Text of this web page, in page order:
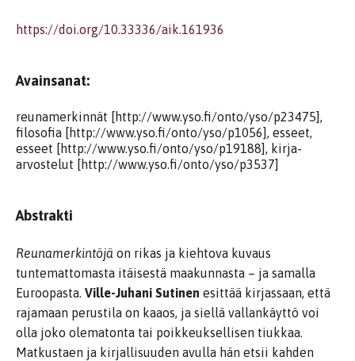
https://doi.org/10.33336/aik.161936
Avainsanat:
reunamerkinnät [http://www.yso.fi/onto/yso/p23475],
filosofia [http://www.yso.fi/onto/yso/p1056], esseet,
esseet [http://www.yso.fi/onto/yso/p19188], kirja-
arvostelut [http://www.yso.fi/onto/yso/p3537]
Abstrakti
Reunamerkintöjä on rikas ja kiehtova kuvaus
tuntemattomasta itäisestä maakunnasta – ja samalla
Euroopasta. Ville-Juhani Sutinen esittää kirjassaan, että
rajamaan perustila on kaaos, ja siellä vallankäyttö voi
olla joko olematonta tai poikkeuksellisen tiukkaa.
Matkustaen ja kirjallisuuden avulla hän etsii kahden